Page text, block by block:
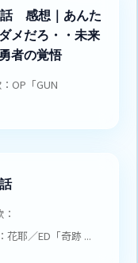
感想｜あんた
メだろ・・未来
者の覚悟
OP「GUN
花耶／ED「奇跡 ...